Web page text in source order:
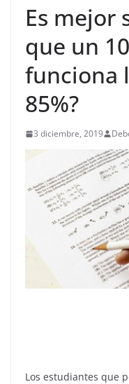
Es mejor
que un
funciona
85%?
3 diciembre, 2019
Los estudiantes que